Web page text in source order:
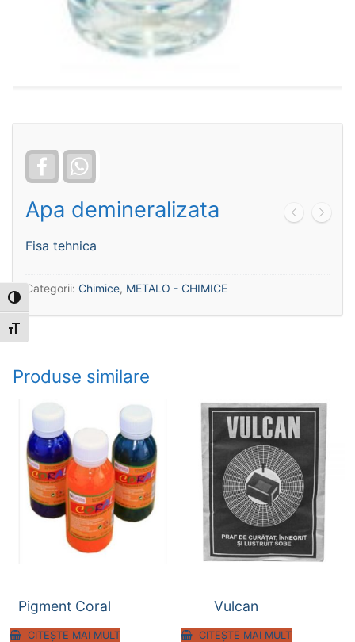
Toggle High Contrast
Toggle Font size
Facebook
Apa demineralizata
Fisa tehnica
Categorii: Chimice, METALO - CHIMICE
Produse similare
Pigment Coral
CITEȘTE MAI MULT
Vulcan
CITEȘTE MAI MULT